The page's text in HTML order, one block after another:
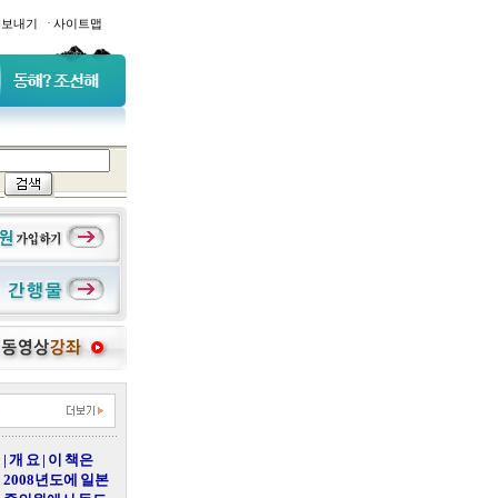
내기 · 사이트맵
| 개 요 | 이 책은
2008년도에 일본